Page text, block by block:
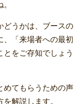
どうかは、ブースの
、「来場者への最初
をご存知でしょう
めてもらうための声
解説します。